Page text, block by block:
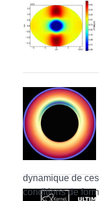
dynamique de
conditions de